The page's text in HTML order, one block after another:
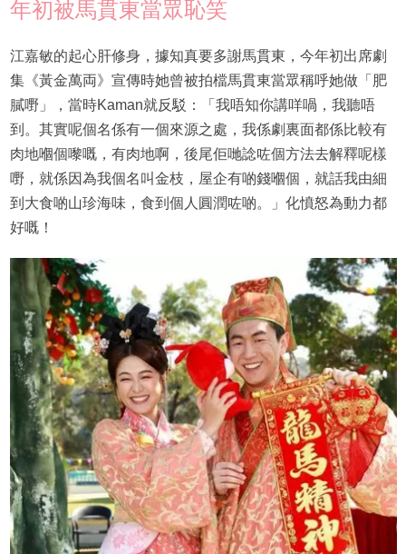
年初被馬貫東當眾恥笑
江嘉敏的起心肝修身，據知真要多謝馬貫東，今年初出席劇
集《黃金萬両》宣傳時她曾被拍檔馬貫東當眾稱呼她做「肥
膩嘢」，當時Kaman就反駁：「我唔知你講咩喎，我聽唔
到。其實呢個名係有一個來源之處，我係劇裏面都係比較有
肉地嗰個嚟嘅，有肉地啊，後尾佢哋諗咗個方法去解釋呢樣
嘢，就係因為我個名叫金枝，屋企有啲錢嗰個，就話我由細
到大食啲山珍海味，食到個人圓潤咗啲。」化憤怒為動力都
好嘅！